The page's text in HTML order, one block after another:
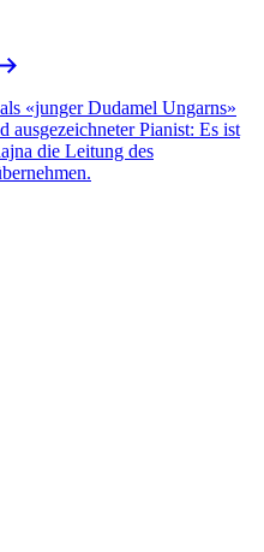
«junger Dudamel Ungarns»
Pianist: Es ist
die Leitung des